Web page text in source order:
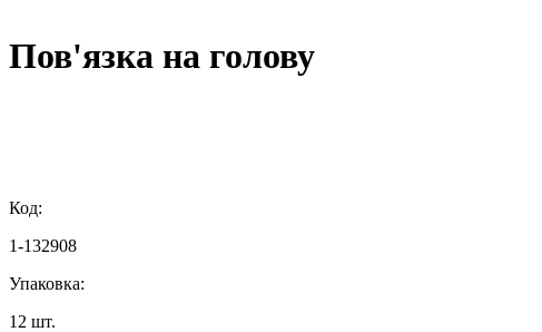
Пов'язка на голову
Код:
1-132908
Упаковка:
12 шт.